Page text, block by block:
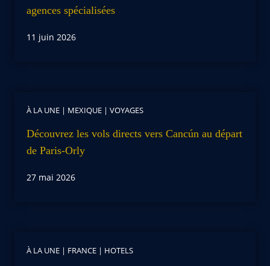
agences spécialisées
11 juin 2026
À LA UNE | MEXIQUE | VOYAGES
Découvrez les vols directs vers Cancún au départ
de Paris-Orly
27 mai 2026
À LA UNE | FRANCE | HOTELS